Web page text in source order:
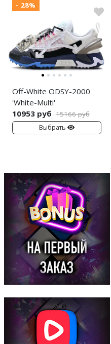
- 28%
Off-White ODSY-2000
'White-Multi'
10953 руб 15166 руб
Выбрать